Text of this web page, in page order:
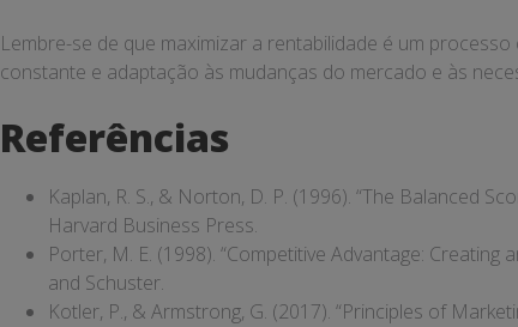
Lembre-se de que maximizar a rentabilidade é um
constante e adaptação às mudanças do mercado e às
Referências
Kaplan, R. S., & Norton, D. P. (1996). “The Balanced
Harvard Business Press.
Porter, M. E. (1998). “Competitive Advantage: Creating
and Schuster.
Kotler, P., & Armstrong, G. (2017). “Principles of